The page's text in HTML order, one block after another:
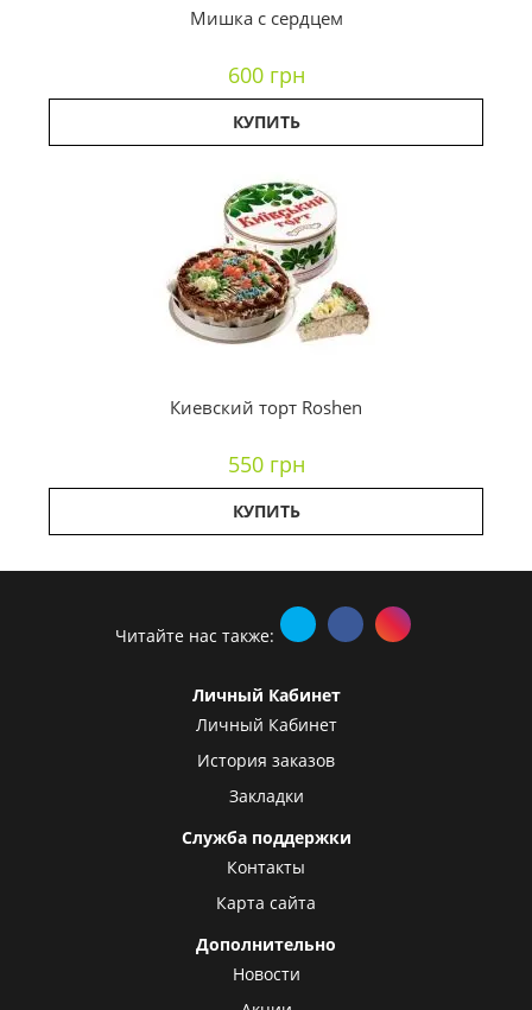
Мишка с сердцем
600 грн
КУПИТЬ
Киевский торт Roshen
550 грн
КУПИТЬ
Читайте нас также:
Личный Кабинет
Личный Кабинет
История заказов
Закладки
Служба поддержки
Контакты
Карта сайта
Дополнительно
Новости